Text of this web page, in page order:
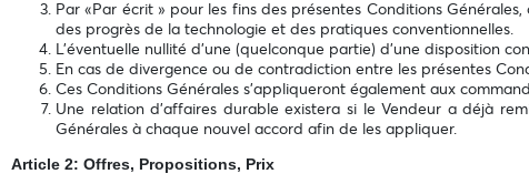
Par «Par écrit » pour les fins des présentes Conditions
des progrès de la technologie et des pratiques conventionnelles.
L'éventuelle nullité d'une (quelconque partie) d'une disposition
En cas de divergence ou de contradiction entre les présentes
Ces Conditions Générales s'appliqueront également aux
Une relation d'affaires durable existera si le Vendeur a déjà
Générales à chaque nouvel accord afin de les appliquer.
Article 2: Offres, Propositions, Prix